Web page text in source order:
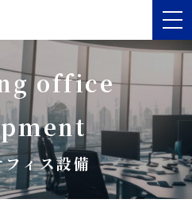
office
ィス設備